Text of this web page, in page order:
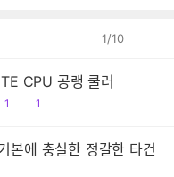
1/10
CPU 공랭 쿨러
공1
댓1
에 충실한 정갈한 타건